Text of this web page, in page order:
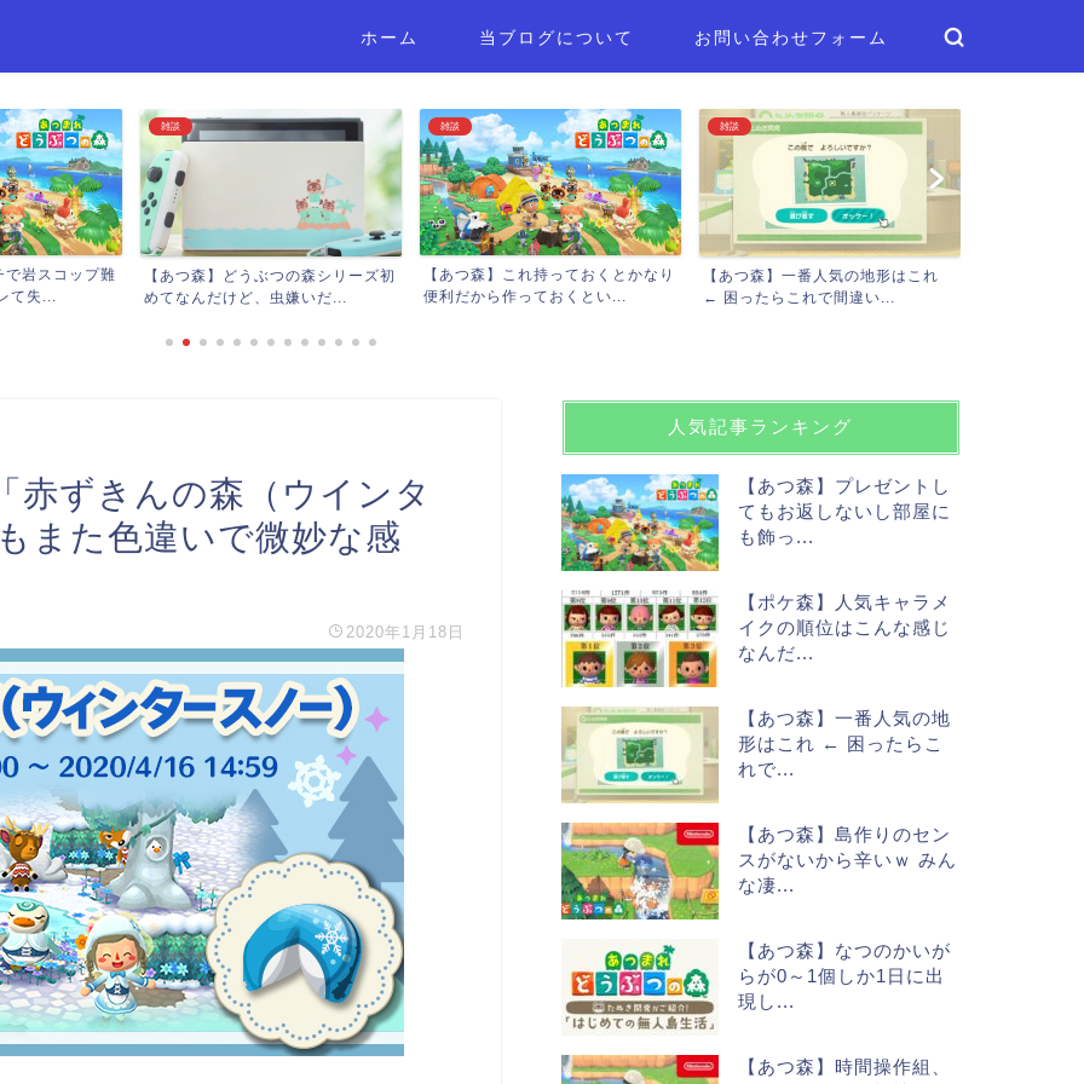
ホーム 当ブログについて お問い合わせフォーム
の森シリーズ初
いだ...
雑談
【あつ森】これ持っておくとかなり
便利だから作っておくとい...
雑談
【あつ森】一番人気の地形はこれ
← 困ったらこれで間違い...
プレイ日記
【たぐいのほのぼの島日記】新しい
島暮らしと相変わらずのた...
赤ずきんの森（ウインタ
また色違いで微妙な感
2020年1月18日
人気記事ランキング
【あつ森】プレゼントし
てもお返しないし部屋に
も飾っ...
【ポケ森】人気キャラメ
イクの順位はこんな感じ
なんだ...
【あつ森】一番人気の地
形はこれ ← 困ったらこ
れで...
【あつ森】島作りのセン
スがないから辛いｗ みん
な凄...
【あつ森】なつのかいが
らが0～1個しか1日に出
現し...
【あつ森】時間操作組、